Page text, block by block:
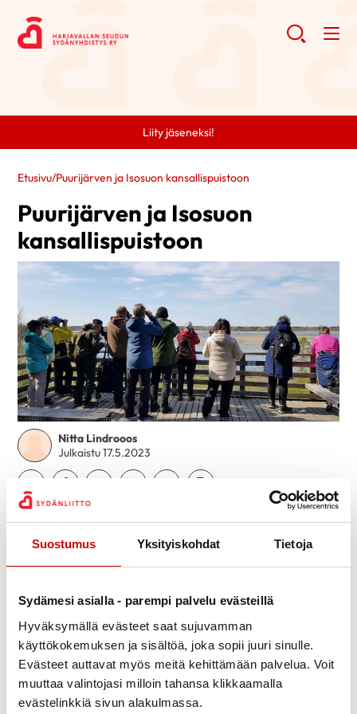
Suostumus Yksityiskohdat Tietoja
Sydämesi asialla - parempi palvelu evästeillä
Hyväksymällä evästeet saat sujuvamman
käyttökokemuksen ja sisältöä, joka sopii juuri sinulle.
Evästeet auttavat myös meitä kehittämään palvelua. Voit
muuttaa valintojasi milloin tahansa klikkaamalla
evästelinkkiä sivun alakulmassa.
Liity jäseneksi!
Etusivu/Puurijärven ja Isosuon kansallispuistoon
Puurijärven ja Isosuon
kansallispuistoon
Nitta Lindrooos
Julkaistu 17.5.2023
Jaa Whatsapp
Jaa Facebook
Jaa TwitterJaa Linkedin
Jaa EmailJaa Print
Harjavallan seudun Sydänyhdistys järjesti Sydän
viikon liikuntatapahtumaksi linturetken Puurijärven ja
Isonsuon kansallispuistoon.
Aamulla 9.5. suunnatttiin bussilla 27 osallistujan
voimin Puurijärven ja Isosuon kansallispuistoon. Alue
on tunnettu myös runsaasta linnustostaan.
Tarkoituksena oli nauttia ja liikkua luonnossa,
tarkkailla lintuja ja kuunnella linnunlaulua. Kuljettiin
pitkospuita pitkin suoalueen läpi ensin Mutilahden